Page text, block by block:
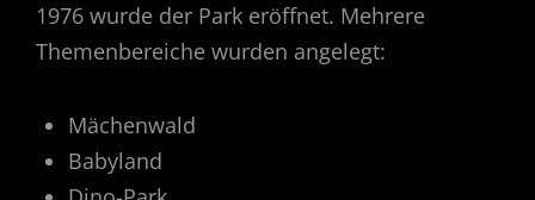
1976 wurde der Park eröffnet. Mehrere
Themenbereiche wurden angelegt:
Mächenwald
Babyland